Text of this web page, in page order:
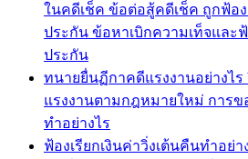
ในคดีเช็ค ข้อต่อสู้คดีเช็ค ถูกฟ้อ
ประกัน ข้อหาเบิกความเท็จและ
ประกัน
ทนายยื่นฏีกาคดีแรงงานอย่างไ
แรงงานตามกฎหมายใหม่ การ
ทำอย่างไร
ฟ้องเรียกเงินค่าวิ่งเต้นคืนทำอย่